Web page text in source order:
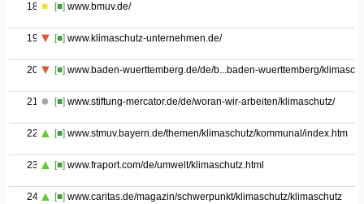
18 [■] www.bmuv.de/
19 [■] www.klimaschutz-unternehmen.de/
20 [■] www.baden-wuerttemberg.de/de/b...baden-wuerttemberg/
21 [■] www.stiftung-mercator.de/de/woran-wir-arbeiten/klimaschutz/
22 [■] www.stmuv.bayern.de/themen/klimaschutz/kommunal/index.htm
23 [■] www.fraport.com/de/umwelt/klimaschutz.html
24 [■] www.caritas.de/magazin/schwerpunkt/klimaschutz/klimaschutz